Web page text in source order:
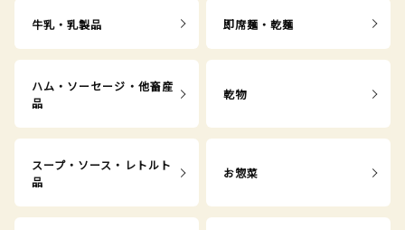
牛乳・乳製品 即席麺・乾麺
ハム・ソーセージ・他畜産
品
乾物
スープ・ソース・レトルト
品
お惣菜